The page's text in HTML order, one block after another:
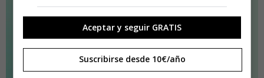
Aceptar y seguir GRATIS
Suscribirse desde 10€/año